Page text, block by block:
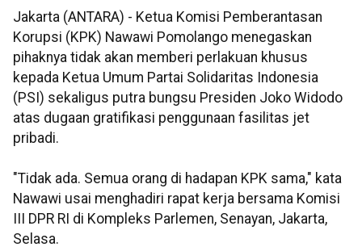
Jakarta (ANTARA) - Ketua Komisi Pemberantasan
Korupsi (KPK) Nawawi Pomolango menegaskan
pihaknya tidak akan memberi perlakuan khusus
kepada Ketua Umum Partai Solidaritas Indonesia
(PSI) sekaligus putra bungsu Presiden Joko Widodo
atas dugaan gratifikasi penggunaan fasilitas jet
pribadi.
"Tidak ada. Semua orang di hadapan KPK sama," kata
Nawawi usai menghadiri rapat kerja bersama Komisi
III DPR RI di Kompleks Parlemen, Senayan, Jakarta,
Selasa.